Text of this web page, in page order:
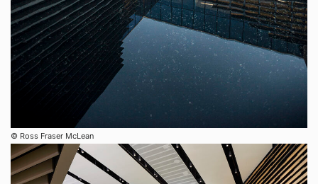
©︎ Ross Fraser McLean